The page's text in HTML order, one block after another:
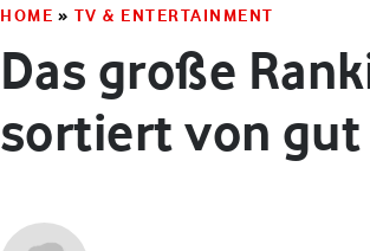
HOME » TV & ENTERTAINMENT
Das große
sortiert von